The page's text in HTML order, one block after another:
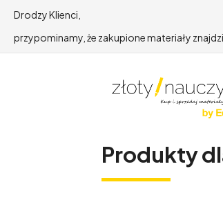
Drodzy Klienci,
przypominamy, że zakupione materiały
Produkty